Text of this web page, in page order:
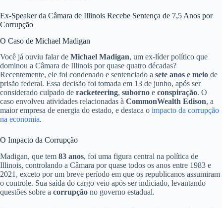
Ex-Speaker da Câmara de Illinois Recebe Sentença de 7,5 Anos por
Corrupção
O Caso de Michael Madigan
Você já ouviu falar de Michael Madigan, um ex-líder político que
dominou a Câmara de Illinois por quase quatro décadas?
Recentemente, ele foi condenado e sentenciado a sete anos e meio de
prisão federal. Essa decisão foi tomada em 13 de junho, após ser
considerado culpado de racketeering, suborno e conspiração. O
caso envolveu atividades relacionadas à CommonWealth Edison, a
maior empresa de energia do estado, e destaca o impacto da corrupção
na economia.
O Impacto da Corrupção
Madigan, que tem 83 anos, foi uma figura central na política de
Illinois, controlando a Câmara por quase todos os anos entre 1983 e
2021, exceto por um breve período em que os republicanos assumiram
o controle. Sua saída do cargo veio após ser indiciado, levantando
questões sobre a corrupção no governo estadual.